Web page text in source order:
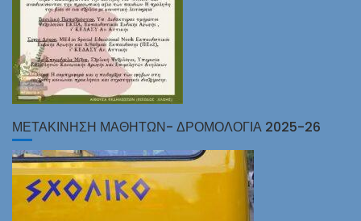
ΜΕΤΑΚΙΝΗΣΗ ΜΑΘΗΤΩΝ- ΔΡΟΜΟΛΟΓΙΑ 2025-26